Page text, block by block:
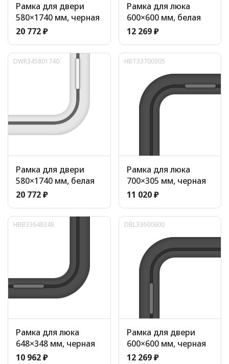
Рамка для двери
580×1740 мм, черная
20 772 ₽
Рамка для люка
600×600 мм, белая
12 269 ₽
DWR345801740
Рамка для двери
580×1740 мм, белая
20 772 ₽
HBT33700305
Рамка для люка
700×305 мм, черная
11 020 ₽
HBB33648348
Рамка для люка
648×348 мм, черная
10 962 ₽
DBL33600600
Рамка для двери
600×600 мм, черная
12 269 ₽